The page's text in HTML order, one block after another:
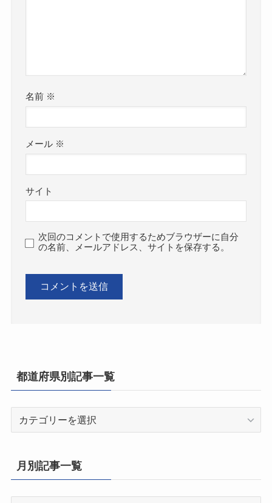
名前 ※
メール ※
サイト
次回のコメントで使用するためブラウザーに自分
の名前、メールアドレス、サイトを保存する。
都道府県別記事一覧
県
別
月別記事一覧